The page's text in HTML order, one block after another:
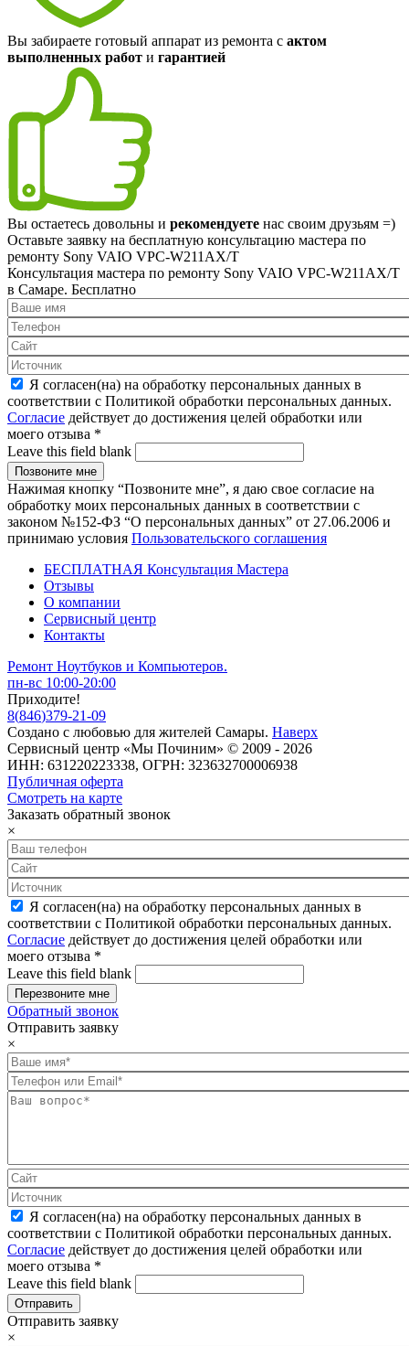
Вы забираете готовый аппарат из ремонта с актом
выполненных работ и гарантией
Вы остаетесь довольны и рекомендуете нас своим друзьям =)
Оставьте заявку на бесплатную консультацию мастера по
ремонту Sony VAIO VPC-W211AX/T
Консультация мастера по ремонту Sony VAIO VPC-W211AX/T
в Самаре. Бесплатно
Я согласен(на) на обработку персональных данных в
соответствии с Политикой обработки персональных данных.
Согласие действует до достижения целей обработки или
моего отзыва *
Leave this field blank
Нажимая кнопку “Позвоните мне”, я даю свое согласие на
обработку моих персональных данных в соответствии с
законом №152-ФЗ “О персональных данных” от 27.06.2006 и
принимаю условия Пользовательского соглашения
БЕСПЛАТНАЯ Консультация Мастера
Отзывы
О компании
Сервисный центр
Контакты
Ремонт Ноутбуков и Компьютеров.
пн-вс 10:00-20:00
Приходите!
8(846)379-21-09
Создано с любовью для жителей Самары. Наверх
Сервисный центр «Мы Починим» © 2009 - 2026
ИНН: 631220223338, ОГРН: 323632700006938
Публичная оферта
Смотреть на карте
Заказать обратный звонок
×
Я согласен(на) на обработку персональных данных в
соответствии с Политикой обработки персональных данных.
Согласие действует до достижения целей обработки или
моего отзыва *
Leave this field blank
Обратный звонок
Отправить заявку
×
Я согласен(на) на обработку персональных данных в
соответствии с Политикой обработки персональных данных.
Согласие действует до достижения целей обработки или
моего отзыва *
Leave this field blank
Отправить заявку
×